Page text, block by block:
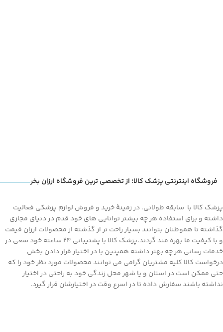
فروشگاه اینترنتی پزشک کالا؛ از تخصصی ترین فروشگاه ارزان بخر
پزشک کالا با سابقه طولانی، در زمینۀ خرید و فروش لوازم پزشکی فعالیت
داشته و برای استفاده هر چه بیشتر توانایی های خود قدم در دنیای مجازی
گذاشته تا هموطنان بتوانند بسیار راحت تر از گذشته از محصولات ارزان قیمت
و با کیفیت ما بهره مند گردند.پزشک کالا با پشتیبانی 24 ساعته خود سعی در
خدمات رسانی هر چه بهتر داشته همپنین با در اختیار قرار دادن بخش
درخواست کالا کلیه مشتریان گرامی می توانند محصولات مورد نظر خود را که
حتی ممکن است در استان و یا شهر محل زندگی خود به راحتی در اختیار
نداشته باشند سفارش داده تا در اسرع وقت در اختیارشان قرار گیرد.